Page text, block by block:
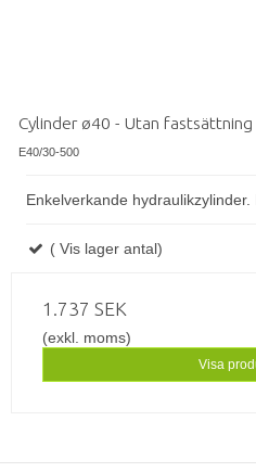
Cylinder ø40 - Utan
E40/30-500
Enkelverkande
( Vis lager antal)
1.737 SEK
(exkl. moms)
Visa